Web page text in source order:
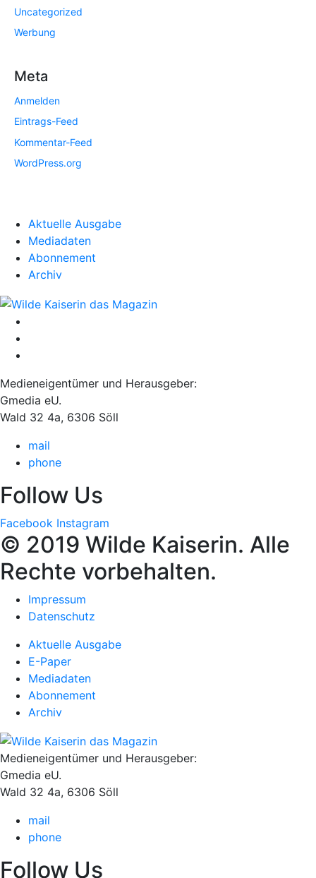
Uncategorized
Werbung
Meta
Anmelden
Eintrags-Feed
Kommentar-Feed
WordPress.org
Aktuelle Ausgabe
Mediadaten
Abonnement
Archiv
Medieneigentümer und Herausgeber:
Gmedia eU.
Wald 32 4a, 6306 Söll
mail
phone
Follow Us
Facebook Instagram
© 2019 Wilde Kaiserin. Alle
Rechte vorbehalten.
Impressum
Datenschutz
Aktuelle Ausgabe
E-Paper
Mediadaten
Abonnement
Archiv
Medieneigentümer und Herausgeber:
Gmedia eU.
Wald 32 4a, 6306 Söll
mail
phone
Follow Us